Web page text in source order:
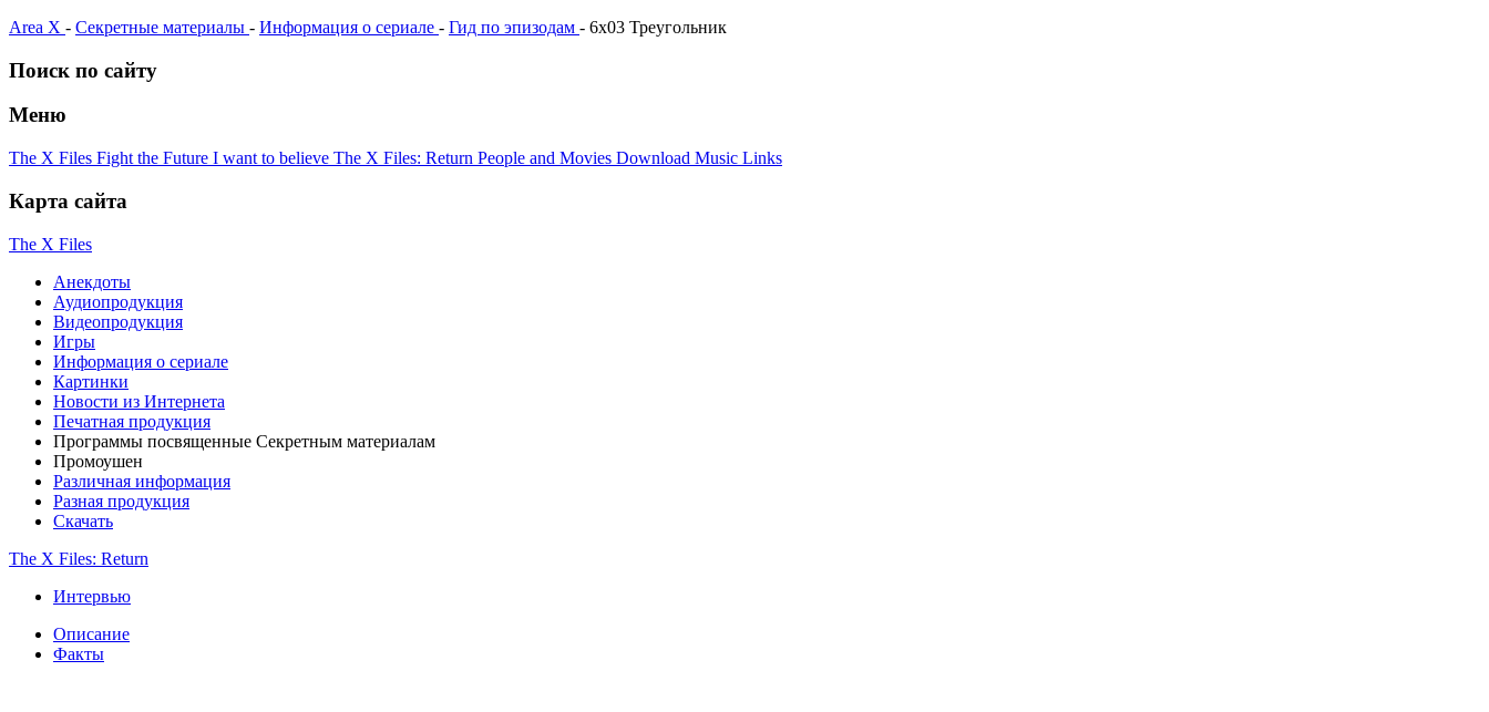
Area X - Секретные материалы - Информация о сериале - Гид по эпизодам - 6x03 Треугольник
Поиск по сайту
Меню
The X Files Fight the Future I want to believe The X Files: Return People and Movies Download Music Links
Карта сайта
The X Files
Анекдоты
Аудиопродукция
Видеопродукция
Игры
Информация о сериале
Картинки
Новости из Интернета
Печатная продукция
Программы посвященные Секретным материалам
Промоушен
Различная информация
Разная продукция
Скачать
The X Files: Return
Интервью
Описание
Факты